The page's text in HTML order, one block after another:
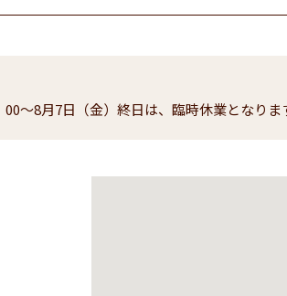
～8月7日（金）終日は、臨時休業となりま